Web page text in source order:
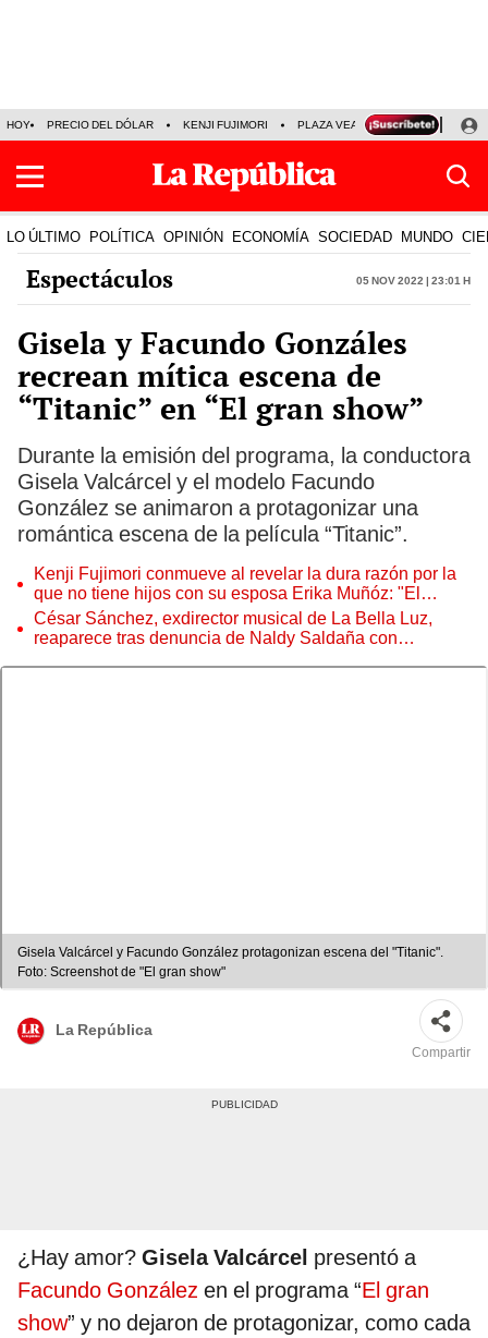
HOY PRECIO DEL DÓLAR KENJI FUJIMORI PLAZA VEA FERIADOS
LO ÚLTIMO POLÍTICA OPINIÓN ECONOMÍA SOCIEDAD MUNDO
Espectáculos 05 Nov 2022 | 23:01 h
Gisela y Facundo Gonzáles
recrean mítica escena de
“Titanic” en “El gran show”
Durante la emisión del programa, la conductora
Gisela Valcárcel y el modelo Facundo
González se animaron a protagonizar una
romántica escena de la película “Titanic”.
Kenji Fujimori conmueve al revelar la dura razón por la
que no tiene hijos con su esposa Erika Muñóz: "El
proceso judicial"
César Sánchez, exdirector musical de La Bella Luz,
reaparece tras denuncia de Naldy Saldaña con
Gisela Valcárcel y Facundo González protagonizan escena del "Titanic".
Foto: Screenshot de "El gran show"
La República
Compartir
¿Hay amor? Gisela Valcárcel presentó a
Facundo González en el programa “El gran
show” y no dejaron de protagonizar, como cada